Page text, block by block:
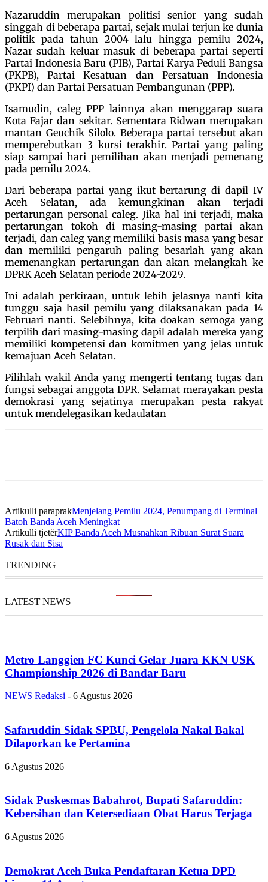
Nazaruddin merupakan politisi senior yang sudah
singgah di beberapa partai, sejak mulai terjun ke dunia
politik pada tahun 2004 lalu hingga pemilu 2024,
Nazar sudah keluar masuk di beberapa partai seperti
Partai Indonesia Baru (PIB), Partai Karya Peduli Bangsa
(PKPB), Partai Kesatuan dan Persatuan Indonesia
(PKPI) dan Partai Persatuan Pembangunan (PPP).
Isamudin, caleg PPP lainnya akan menggarap suara
Kota Fajar dan sekitar. Sementara Ridwan merupakan
mantan Geuchik Silolo. Beberapa partai tersebut akan
memperebutkan 3 kursi terakhir. Partai yang paling
siap sampai hari pemilihan akan menjadi pemenang
pada pemilu 2024.
Dari beberapa partai yang ikut bertarung di dapil IV
Aceh Selatan, ada kemungkinan akan terjadi
pertarungan personal caleg. Jika hal ini terjadi, maka
pertarungan tokoh di masing-masing partai akan
terjadi, dan caleg yang memiliki basis masa yang besar
dan memiliki pengaruh paling besarlah yang akan
memenangkan pertarungan dan akan melangkah ke
DPRK Aceh Selatan periode 2024-2029.
Ini adalah perkiraan, untuk lebih jelasnya nanti kita
tunggu saja hasil pemilu yang dilaksanakan pada 14
Februari nanti. Selebihnya, kita doakan semoga yang
terpilih dari masing-masing dapil adalah mereka yang
memiliki kompetensi dan komitmen yang jelas untuk
kemajuan Aceh Selatan.
Pilihlah wakil Anda yang mengerti tentang tugas dan
fungsi sebagai anggota DPR. Selamat merayakan pesta
demokrasi yang sejatinya merupakan pesta rakyat
untuk mendelegasikan kedaulatan
Artikulli paraprakMenjelang Pemilu 2024, Penumpang di Terminal
Batoh Banda Aceh Meningkat
Artikulli tjetërKIP Banda Aceh Musnahkan Ribuan Surat Suara
Rusak dan Sisa
TRENDING
LATEST NEWS
Metro Langgien FC Kunci Gelar Juara KKN USK
Championship 2026 di Bandar Baru
NEWS Redaksi - 6 Agustus 2026
Safaruddin Sidak SPBU, Pengelola Nakal Bakal
Dilaporkan ke Pertamina
6 Agustus 2026
Sidak Puskesmas Babahrot, Bupati Safaruddin:
Kebersihan dan Ketersediaan Obat Harus Terjaga
6 Agustus 2026
Demokrat Aceh Buka Pendaftaran Ketua DPD